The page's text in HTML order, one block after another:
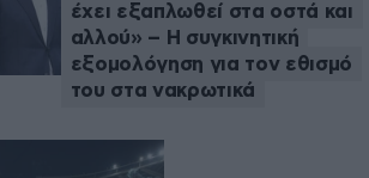
έχει εξαπλωθεί στα οστά και
αλλού» – Η συγκινητική
εξομολόγηση για τον εθισμό
του στα νακρωτικά